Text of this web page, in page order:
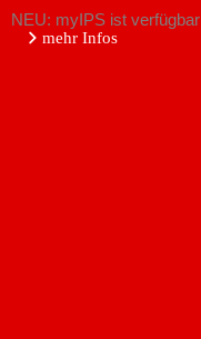
NEU: myIPS ist verfügbar
mehr Infos